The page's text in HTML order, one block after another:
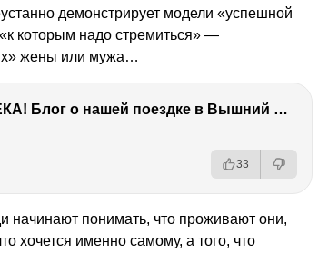
демонстрирует модели «успешной
которым надо стремиться» —
жены или мужа…
ТЫ УДИВИШЬСЯ СИЛЕ ЭТО ЧЕЛОВЕКА! Блог о нашей поездке в Вышний Волочек
33
начинают понимать, что проживают они,
хочется именно самому, а того, что